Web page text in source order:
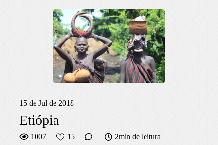
15 de Jul de 2018
Etiópia
1007 15 2min de leitura